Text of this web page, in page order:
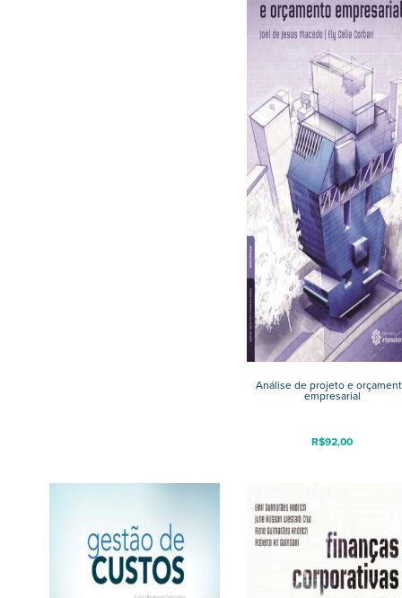
Análise de projeto e
empresarial
R$92,00